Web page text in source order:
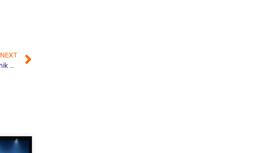
NEXT
ITB dan Pemprov Jabar Hadirkan Teknologi Aquaponik untuk Atasi Stunting